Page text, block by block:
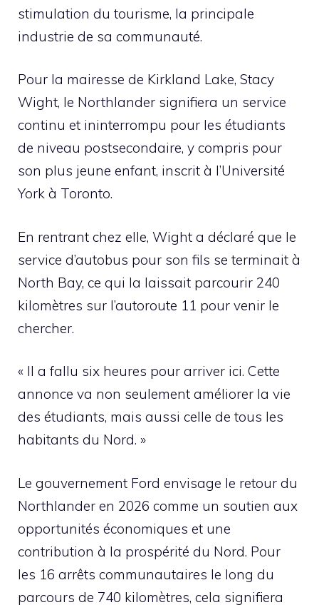
stimulation du tourisme, la principale
industrie de sa communauté.
Pour la mairesse de Kirkland Lake, Stacy
Wight, le Northlander signifiera un service
continu et ininterrompu pour les étudiants
de niveau postsecondaire, y compris pour
son plus jeune enfant, inscrit à l’Université
York à Toronto.
En rentrant chez elle, Wight a déclaré que le
service d’autobus pour son fils se terminait à
North Bay, ce qui la laissait parcourir 240
kilomètres sur l’autoroute 11 pour venir le
chercher.
« Il a fallu six heures pour arriver ici. Cette
annonce va non seulement améliorer la vie
des étudiants, mais aussi celle de tous les
habitants du Nord. »
Le gouvernement Ford envisage le retour du
Northlander en 2026 comme un soutien aux
opportunités économiques et une
contribution à la prospérité du Nord. Pour
les 16 arrêts communautaires le long du
parcours de 740 kilomètres, cela signifiera